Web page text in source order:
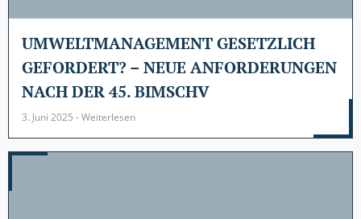
UMWELTMANAGEMENT GESETZLICH
GEFORDERT? – NEUE ANFORDERUNGEN
NACH DER 45. BIMSCHV
3. Juni 2025 - Weiterlesen